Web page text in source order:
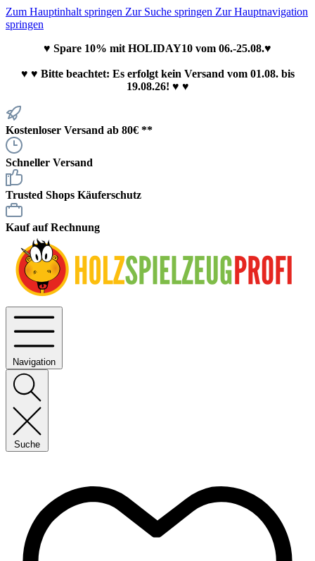
Zum Hauptinhalt springen Zur Suche springen Zur Hauptnavigation
springen
♥ Spare 10% mit HOLIDAY10 vom 06.-25.08.♥
♥ ♥ Bitte beachtet: Es erfolgt kein Versand vom 01.08. bis
19.08.26! ♥ ♥
Kostenloser Versand ab 80€ **
Schneller Versand
Trusted Shops Käuferschutz
Kauf auf Rechnung
Navigation
Suche